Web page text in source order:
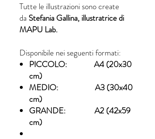
Tutte le illustrazioni sono create
da Stefania Gallina, illustratrice di
MAPU Lab.
Disponibile nei seguenti formati:
PICCOLO: A4 (20x30
cm)
MEDIO: A3 (30x40
cm)
GRANDE: A2 (42x59
cm)